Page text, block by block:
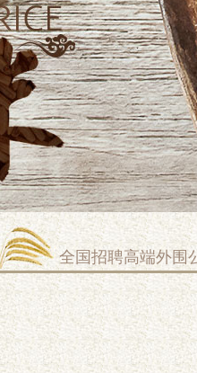
全国招聘高端外围